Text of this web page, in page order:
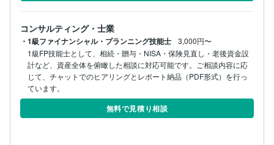
コンサルティング・士業
・1級ファイナンシャル・プランニング技能士
3,000円〜
1級FP技能士として、相続・贈与・NISA・保険見直し・老後資金設
計など、資産全体を俯瞰した相談に対応可能です。ご相談内容に応
じて、チャットでのヒアリングとレポート納品（PDF形式）を行っ
ています。
無料で見積り相談